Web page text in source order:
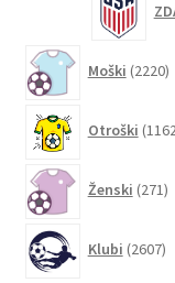
Moški 2220
Otroški
Ženski 271
Klubi 2607